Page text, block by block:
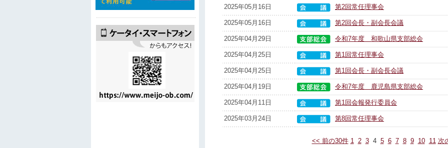
2025年05月16日 第2回常任理事会
2025年05月16日 第2回会長・副会長会議
2025年04月29日 令和7年度 和歌山県支部総会
2025年04月25日 第1回常任理事会
2025年04月25日 第1回会長・副会長会議
2025年04月19日 令和7年度 鹿児島県支部総会
2025年04月11日 第1回会報発行委員会
2025年03月24日 第8回常任理事会
<< 前の30件 1 2 3 4 5 6 7 8 9 10 11 次